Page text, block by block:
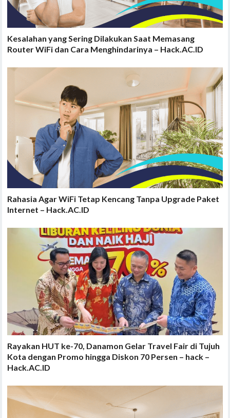
Kesalahan yang Sering Dilakukan Saat Memasang
Router WiFi dan Cara Menghindarinya – Hack.AC.ID
Rahasia Agar WiFi Tetap Kencang Tanpa Upgrade Paket
Internet – Hack.AC.ID
Rayakan HUT ke-70, Danamon Gelar Travel Fair di Tujuh
Kota dengan Promo hingga Diskon 70 Persen – hack –
Hack.AC.ID